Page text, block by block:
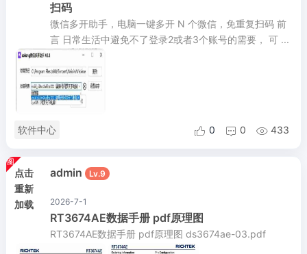
扫码
微信多开助手，电脑一键多开 N 个微信，免重复扫码 前
言 日常生活中避免不了登录2或者3个账号的需要， 可 ...
软件中心  0  0  433
点击
重新
加载
admin Lv.9
2026-7-1
RT3674AE数据手册 pdf原理图
RT3674AE数据手册 pdf原理图 ds3674ae-03.pdf